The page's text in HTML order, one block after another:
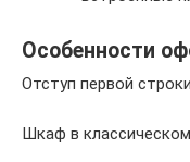
Особенности
Отступ первой строки
Шкаф в